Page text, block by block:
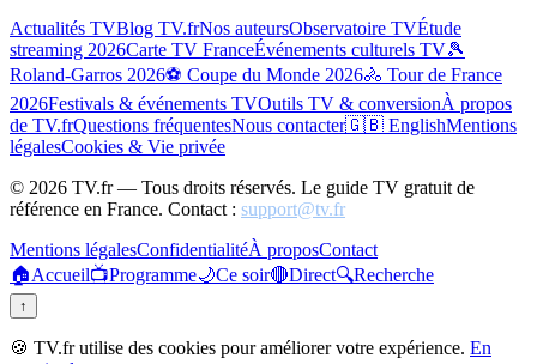
Actualités TVBlog TV.frNos auteursObservatoire TVÉtude
streaming 2026Carte TV FranceÉvénements culturels TV🎾
Roland-Garros 2026⚽ Coupe du Monde 2026🚴 Tour de France
2026Festivals & événements TVOutils TV & conversionÀ propos
de TV.frQuestions fréquentesNous contacter🇬🇧 EnglishMentions
légalesCookies & Vie privée
© 2026 TV.fr — Tous droits réservés. Le guide TV gratuit de
référence en France. Contact : support@tv.fr
Mentions légalesConfidentialitéÀ proposContact
🏠Accueil📺Programme🌙Ce soir🔴Direct🔍Recherche
↑
🍪 TV.fr utilise des cookies pour améliorer votre expérience. En